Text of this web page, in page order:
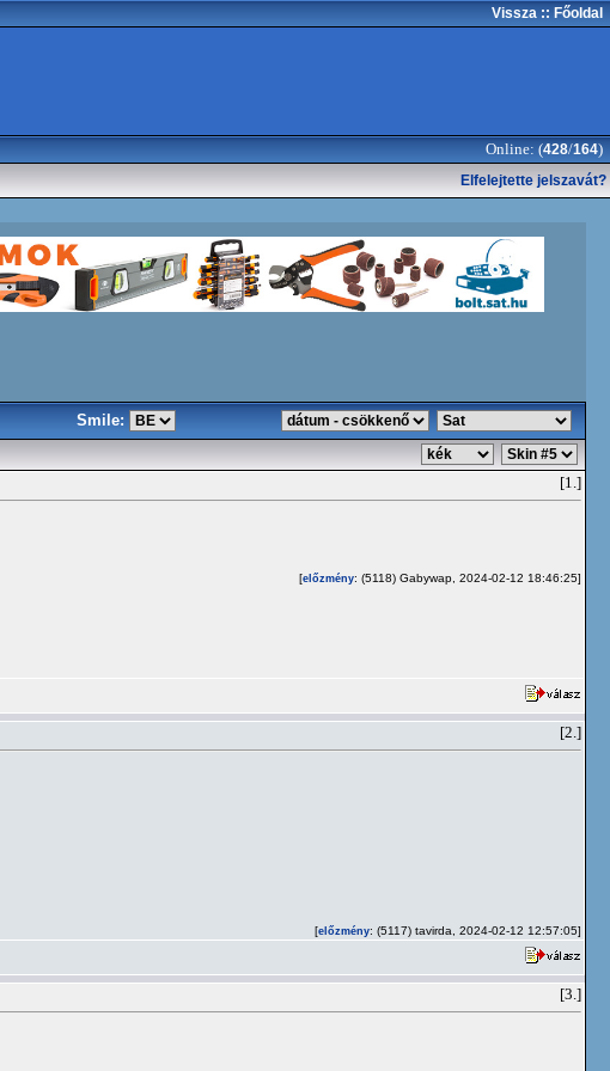
Vissza :: Főoldal
Online: (428/164)
Elfelejtette jelszavát?
Smile:
[1.]
[előzmény: (5118) Gabywap, 2024-02-12 18:46:25]
[2.]
[előzmény: (5117) tavirda, 2024-02-12 12:57:05]
[3.]